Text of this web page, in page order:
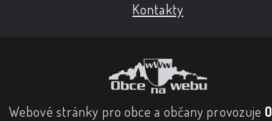
Kontakty
Webové stránky pro obce a občany provozuje